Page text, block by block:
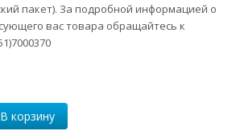
пакет). За подробной информацией о
вас товара обращайтесь к
В корзину